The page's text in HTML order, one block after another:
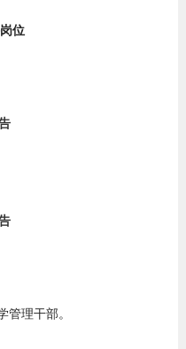
位
管理干部。